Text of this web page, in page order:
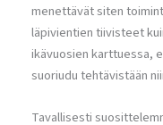
menettävät siten
läpivientien tiivisteet
ikävuosien karttuessa,
suoriudu tehtävistään
Tavallisesti